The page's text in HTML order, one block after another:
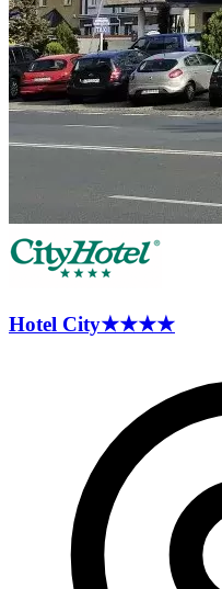
Hotel City★★★★